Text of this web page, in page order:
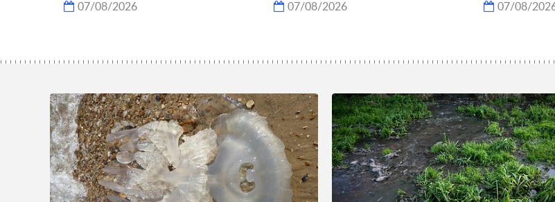
07/08/2026 07/08/2026 07/08/